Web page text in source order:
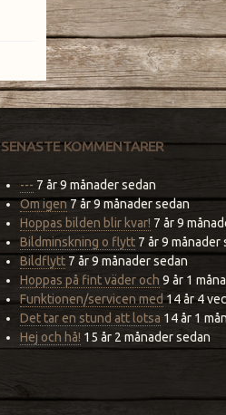
SENASTE KOMMENTARER
--- 7 år 9 månader sedan
Om igen7 år 9 månader sedan
Hoppas bilden blir kvar! 7 år 9
Bildminskning o flytt 7 år 9 månader
Bildflytt 7 år 9 månader sedan
Hoppas på fint väder och 9 år 1
Funktionen/servicen med14 år 4
Det tar en stund att lotsa 14 år 1
Hej och hå! 15 år 2 månader sedan